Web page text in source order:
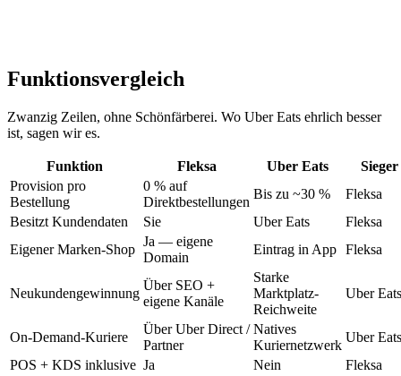
Funktionsvergleich
Zwanzig Zeilen, ohne Schönfärberei. Wo Uber Eats ehrlich besser
ist, sagen wir es.
Funktion Fleksa Uber Eats
Sieger
Provision pro
Bestellung
0 % auf
Direktbestellungen
Bis zu ~30 %
Fleksa
Besitzt Kundendaten
Sie Uber Eats
Fleksa
Eigener Marken-Shop
Ja — eigene
Domain
Eintrag in App Fleksa
Neukundengewinnung
Über SEO +
eigene Kanäle
Starke
Marktplatz-
Reichweite
Uber Eats
On-Demand-Kuriere
Über Uber Direct /
Partner
Natives
Kuriernetzwerk
Uber Eats
POS + KDS inklusive Ja Nein
Fleksa